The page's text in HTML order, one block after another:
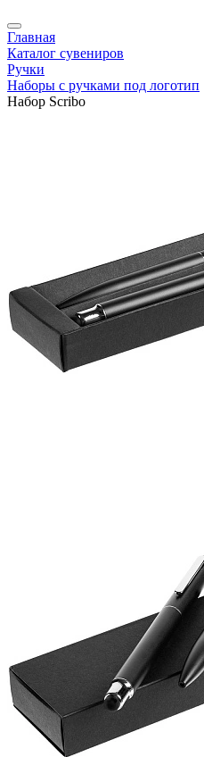
Главная
Каталог сувениров
Ручки
Наборы с ручками под логотип
Набор Scribo